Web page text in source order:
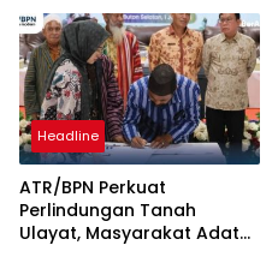
Tibang
Headline
ATR/BPN Perkuat
Perlindungan Tanah
Ulayat, Masyarakat Adat